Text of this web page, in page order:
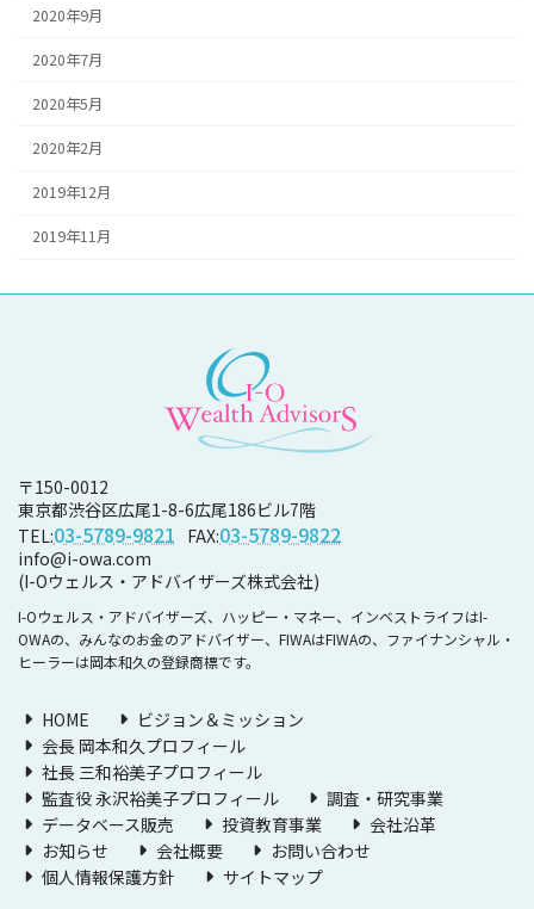
2020年9月
2020年7月
2020年5月
2020年2月
2019年12月
2019年11月
〒150-0012
東京都渋谷区広尾1-8-6広尾186ビル7階
TEL:03-5789-9821 FAX:03-5789-9822
info@i-owa.com
(I-Oウェルス・アドバイザーズ株式会社)
I-Oウェルス・アドバイザーズ、ハッピー・マネー、インベストライフはI-
OWAの、みんなのお金のアドバイザー、FIWAはFIWAの、ファイナンシャル・
ヒーラーは岡本和久の登録商標です。
HOME
ビジョン＆ミッション
会長 岡本和久プロフィール
社長 三和裕美子プロフィール
監査役 永沢裕美子プロフィール
調査・研究事業
データベース販売
投資教育事業
会社沿革
お知らせ
会社概要
お問い合わせ
個人情報保護方針
サイトマップ